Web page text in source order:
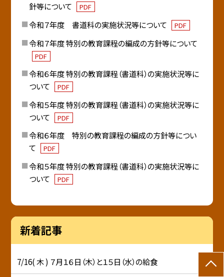
針等について
PDF
令和７年度 書道科の実施状況等について PDF
令和７年度 特別の教育課程の編成の方針等について
PDF
令和６年度 特別の教育課程（書道科）の実施状況等に
ついて
PDF
令和５年度 特別の教育課程（書道科）の実施状況等に
ついて
PDF
令和６年度 特別の教育課程の編成の方針等につい
て
PDF
令和５年度 特別の教育課程（書道科）の実施状況等に
ついて
PDF
新着記事
7/16( 木 ) ７月１６日（木）と１５日（水）の給食